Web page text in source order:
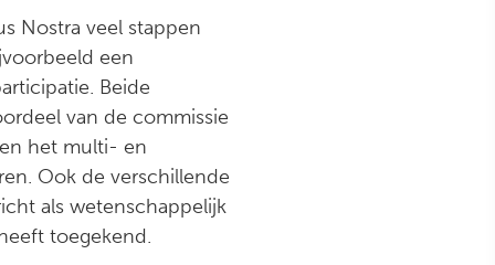
Nostra veel stappen
een
Beide
van de commissie
het multi- en
Ook de verschillende
als wetenschappelijk
toegekend.